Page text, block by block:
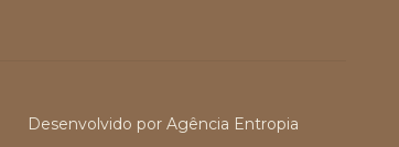
Desenvolvido por Agência Entropia